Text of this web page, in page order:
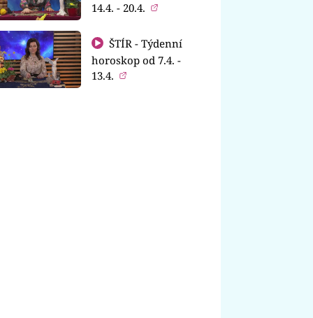
14.4. - 20.4.
ŠTÍR - Týdenní
horoskop od 7.4. -
13.4.